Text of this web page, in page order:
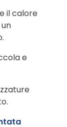
il calore
e